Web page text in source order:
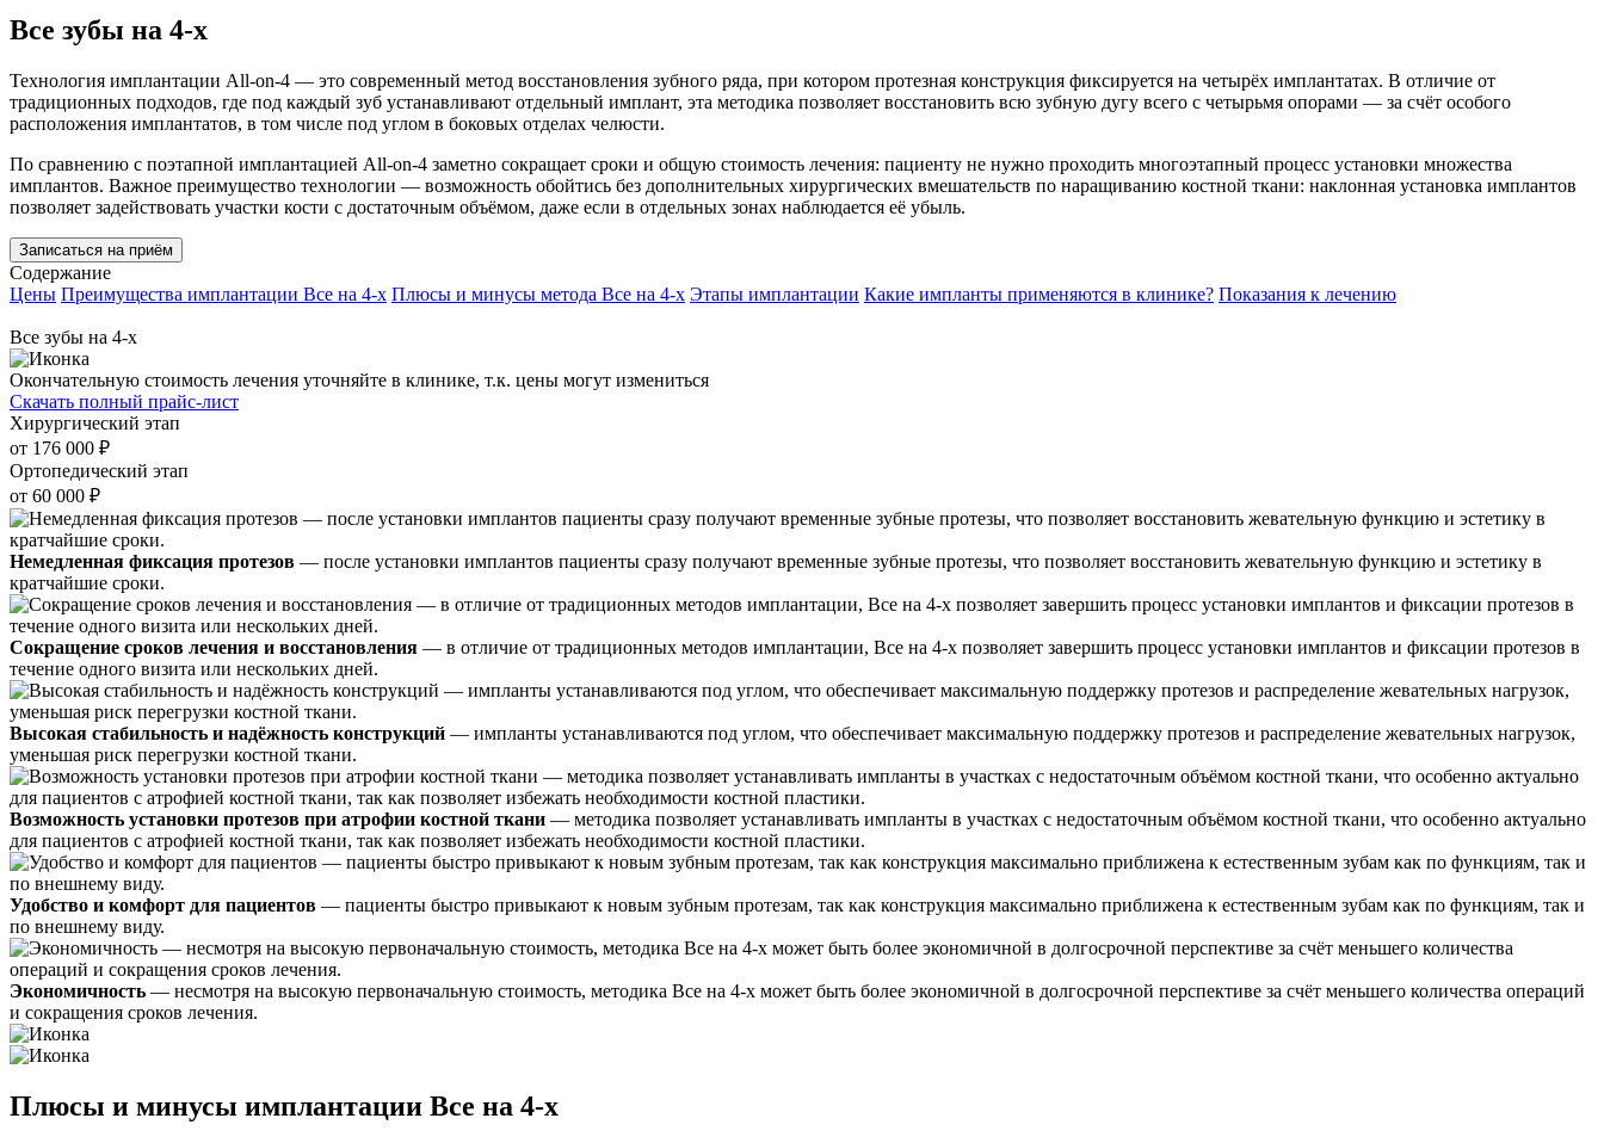
Все зубы на 4-х
Технология имплантации All-on-4 — это современный метод восстановления зубного ряда, при котором протезная конструкция фиксируется на четырёх имплантатах. В отличие от
традиционных подходов, где под каждый зуб устанавливают отдельный имплант, эта методика позволяет восстановить всю зубную дугу всего с четырьмя опорами — за счёт особого
расположения имплантатов, в том числе под углом в боковых отделах челюсти.
По сравнению с поэтапной имплантацией All-on-4 заметно сокращает сроки и общую стоимость лечения: пациенту не нужно проходить многоэтапный процесс установки множества
имплантов. Важное преимущество технологии — возможность обойтись без дополнительных хирургических вмешательств по наращиванию костной ткани: наклонная установка имплантов
позволяет задействовать участки кости с достаточным объёмом, даже если в отдельных зонах наблюдается её убыль.
Записаться на приём
Содержание
Цены Преимущества имплантации Все на 4-х Плюсы и минусы метода Все на 4-х Этапы имплантации Какие импланты применяются в клинике? Показания к лечению
Все зубы на 4-х
Окончательную стоимость лечения уточняйте в клинике, т.к. цены могут измениться
Скачать полный прайс-лист
Хирургический этап
от 176 000 ₽
Ортопедический этап
от 60 000 ₽
Немедленная фиксация протезов — после установки имплантов пациенты сразу получают временные зубные протезы, что позволяет восстановить жевательную функцию и эстетику в
кратчайшие сроки.
Сокращение сроков лечения и восстановления — в отличие от традиционных методов имплантации, Все на 4-х позволяет завершить процесс установки имплантов и фиксации протезов в
течение одного визита или нескольких дней.
Высокая стабильность и надёжность конструкций — импланты устанавливаются под углом, что обеспечивает максимальную поддержку протезов и распределение жевательных нагрузок,
уменьшая риск перегрузки костной ткани.
Возможность установки протезов при атрофии костной ткани — методика позволяет устанавливать импланты в участках с недостаточным объёмом костной ткани, что особенно актуально
для пациентов с атрофией костной ткани, так как позволяет избежать необходимости костной пластики.
Удобство и комфорт для пациентов — пациенты быстро привыкают к новым зубным протезам, так как конструкция максимально приближена к естественным зубам как по функциям, так и
по внешнему виду.
Экономичность — несмотря на высокую первоначальную стоимость, методика Все на 4-х может быть более экономичной в долгосрочной перспективе за счёт меньшего количества операций
и сокращения сроков лечения.
Плюсы и минусы имплантации Все на 4-х